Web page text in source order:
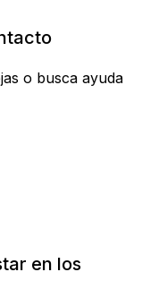
o busca ayuda
en los